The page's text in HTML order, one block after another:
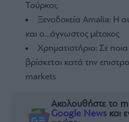
Τούρκοι;
Ξενοδοχεία Amalia: H
και ο…άγνωστος μέτοχος
Χρηματιστήριο: Σε
βρίσκεται κατά την
markets
Ακολουθήστε το
Google News και